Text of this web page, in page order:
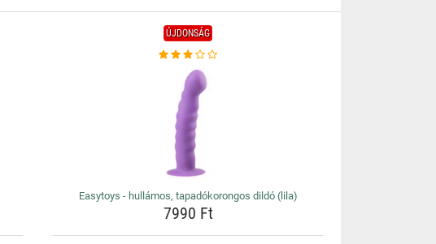
ÚJDONSÁG
Easytoys - hullámos, tapadókorongos dildó (lila)
7990 Ft